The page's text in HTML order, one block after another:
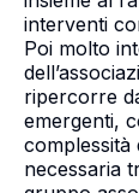
interventi
Poi molto
ripercorre
emergenti,
complessità
necessaria